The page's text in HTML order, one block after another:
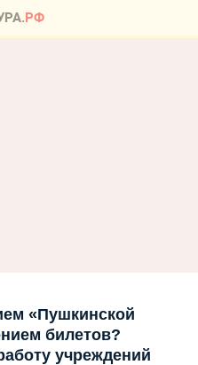
«Пушкинской
билетов?
учреждений